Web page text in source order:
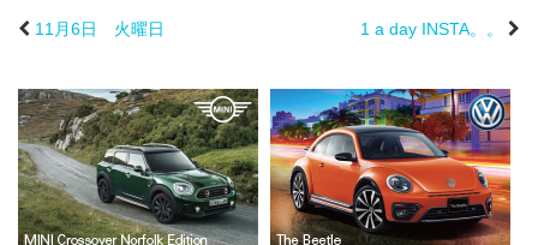
11月6日 火曜日 1 a day INSTA。。